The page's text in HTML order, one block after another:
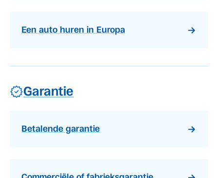
Een auto huren in Europa
Garantie
Betalende garantie